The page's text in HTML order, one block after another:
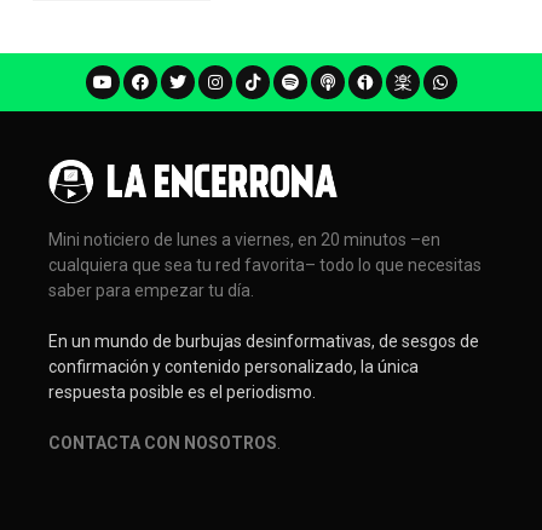
Mini noticiero de lunes a viernes, en 20 minutos –en
cualquiera que sea tu red favorita– todo lo que necesitas
saber para empezar tu día.
En un mundo de burbujas desinformativas, de sesgos de
confirmación y contenido personalizado, la única
respuesta posible es el periodismo.
CONTACTA CON NOSOTROS